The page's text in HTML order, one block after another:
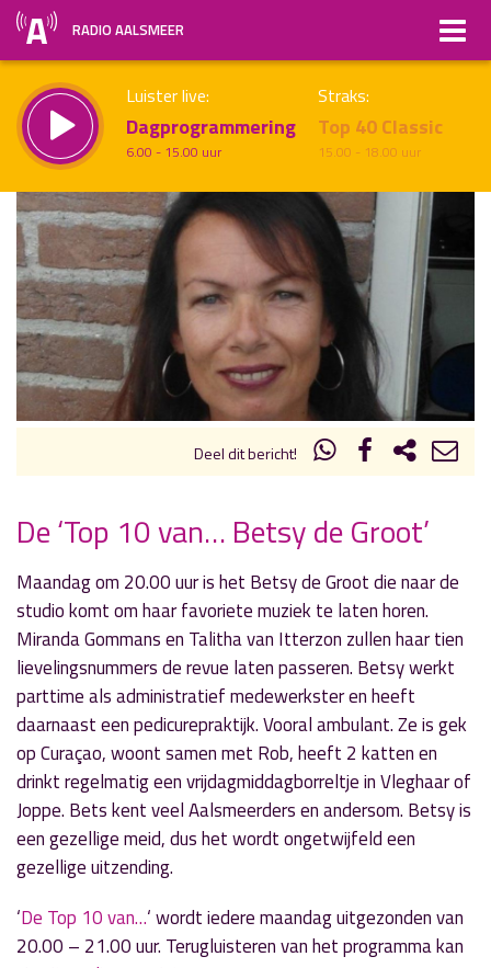
RADIO AALSMEER
Luister live:
Dagprogrammering
6.00 - 15.00 uur
Straks:
Top 40 Classic
15.00 - 18.00 uur
Vorig uur uur 1 van x Volgend uur
Inklappen
Deel dit bericht!
« Vorig nieuwsbericht
160ste gast 'Door de Mangel' is Bianca Zekveld
23 februari 2017
Moeilijk thema in ‘Echt Esther’:
kindermishandeling
27 februari 2017
De ‘Top 10 van… Betsy de Groot’
Maandag om 20.00 uur is het Betsy de Groot die naar de
studio komt om haar favoriete muziek te laten horen.
Miranda Gommans en Talitha van Itterzon zullen haar tien
lievelingsnummers de revue laten passeren. Betsy werkt
parttime als administratief medewerkster en heeft
daarnaast een pedicurepraktijk. Vooral ambulant. Ze is gek
op Curaçao, woont samen met Rob, heeft 2 katten en
drinkt regelmatig een vrijdagmiddagborreltje in Vleghaar of
Joppe. Bets kent veel Aalsmeerders en andersom. Betsy is
een gezellige meid, dus het wordt ongetwijfeld een
gezellige uitzending.
‘De Top 10 van…‘ wordt iedere maandag uitgezonden van
20.00 – 21.00 uur. Terugluisteren van het programma kan